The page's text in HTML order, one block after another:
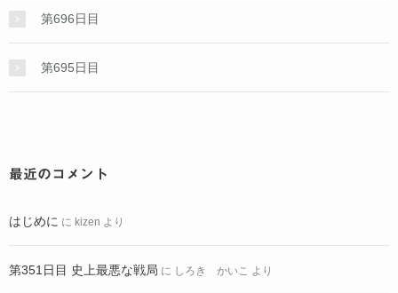
第696日目
第695日目
最近のコメント
はじめに に kizen より
第351日目 史上最悪な戦局 に しろき かいこ より